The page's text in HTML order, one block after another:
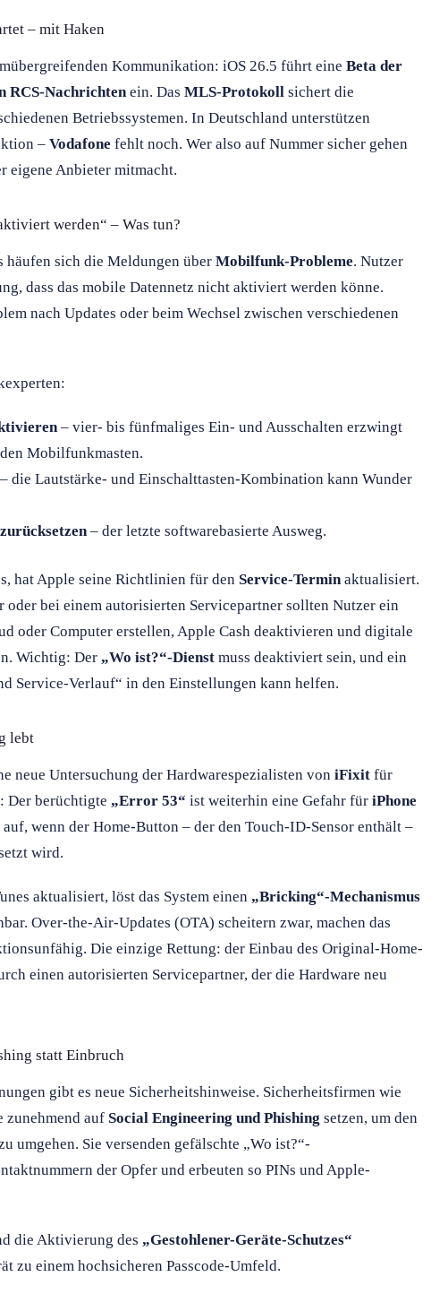
– mit Haken
Kommunikation: iOS 26.5 führt eine Beta der
RCS-Nachrichten ein. Das MLS-Protokoll sichert die
Betriebssystemen. In Deutschland unterstützen
– Vodafone fehlt noch. Wer also auf Nummer sicher gehen
eigene Anbieter mitmacht.
werden“ – Was tun?
häufen sich die Meldungen über Mobilfunk-Probleme. Nutzer
dass das mobile Datennetz nicht aktiviert werden könne.
nach Updates oder beim Wechsel zwischen verschiedenen
– vier- bis fünfmaliges Ein- und Ausschalten erzwingt
Mobilfunkmasten.
die Lautstärke- und Einschalttasten-Kombination kann Wunder
– der letzte softwarebasierte Ausweg.
hat Apple seine Richtlinien für den Service-Terminaktualisiert.
oder bei einem autorisierten Servicepartner sollten Nutzer ein
oder Computer erstellen, Apple Cash deaktivieren und digitale
Wichtig: Der „Wo ist?“-Dienst muss deaktiviert sein, und ein
Service-Verlauf“ in den Einstellungen kann helfen.
lebt
neue Untersuchung der Hardwarespezialisten von iFixit für
Der berüchtigte „Error 53“ ist weiterhin eine Gefahr für iPhone
wenn der Home-Button – der den Touch-ID-Sensor enthält –
wird.
aktualisiert, löst das System einen „Bricking“-Mechanismus
Over-the-Air-Updates (OTA) scheitern zwar, machen das
Die einzige Rettung: der Einbau des Original-Home-
einen autorisierten Servicepartner, der die Hardware neu
statt Einbruch
gibt es neue Sicherheitshinweise. Sicherheitsfirmen wie
zunehmend auf Social Engineering und Phishing setzen, um den
umgehen. Sie versenden gefälschte „Wo ist?“-
der Opfer und erbeuten so PINs und Apple-
die Aktivierung des „Gestohlener-Geräte-Schutzes“
zu einem hochsicheren Passcode-Umfeld.